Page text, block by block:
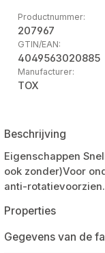
Productnummer:
207967
GTIN/EAN:
4049563020885
Manufacturer:
TOX
Beschrijving
Eigenschappen
ook zonder)Voor
anti-
Properties
Gegevens van de